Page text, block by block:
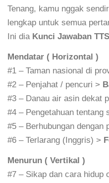
Tenang, kamu nggak
lengkap untuk semua
Ini dia Kunci Jawaban
Mendatar ( Horizontal )
#1 – Taman nasional di
#2 – Penjahat / pencuri >
#3 – Danau air asin dekat
#4 – Pengetahuan tentang
#5 – Berhubungan dengan
#6 – Terlarang (Inggris) >
Menurun ( Vertikal )
#7 – Sikap dan cara hidup